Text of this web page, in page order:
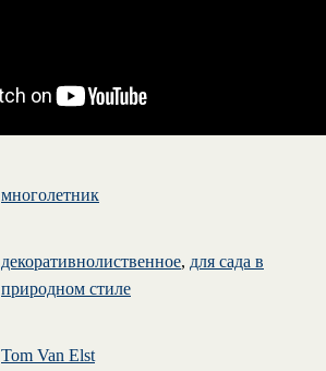
многолетник
декоративнолиственное, для сада в
природном стиле
Tom Van Elst